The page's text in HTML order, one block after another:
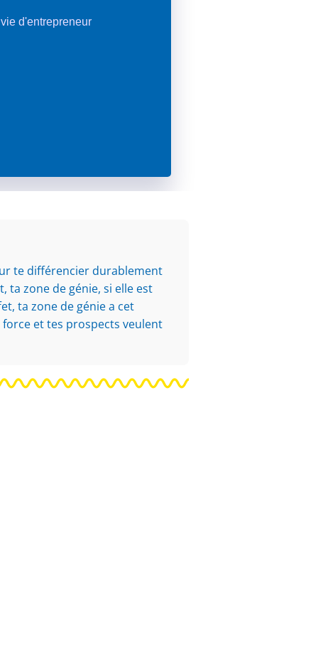
d'entrepreneur
te différencier durablement
ta zone de génie, si elle est
ta zone de génie a cet
et tes prospects veulent